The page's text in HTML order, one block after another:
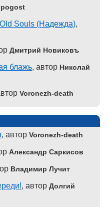
pogost
Souls (Надежда),
Дмитрий Новиковъ
блажь, автор Николай
Voronezh-death
, автор Voronezh-death
Александр Саркисов
Владимир Лучит
, автор Долгий